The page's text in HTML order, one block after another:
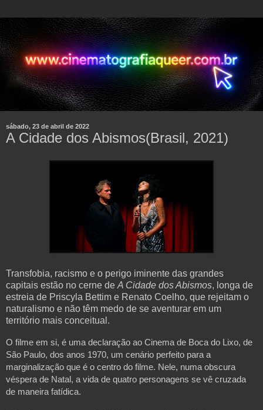
sábado, 23 de abril de 2022
A Cidade dos Abismos(Brasil, 2021)
Transfobia, racismo e o perigo iminente das grandes
capitais estão no cerne de A Cidade dos Abismos, longa de
estreia de Priscyla Bettim e Renato Coelho, que rejeitam o
naturalismo e não têm medo de se aventurar em um
território mais conceitual.
O filme em si, é uma declaração ao Cinema de Boca do Lixo, de
São Paulo, dos anos 1970, um cenário perfeito para a
marginalização que é o centro do filme. Nele, numa obscura
véspera de Natal, a vida de quatro personagens se vê cruzada
de maneira fatídica.